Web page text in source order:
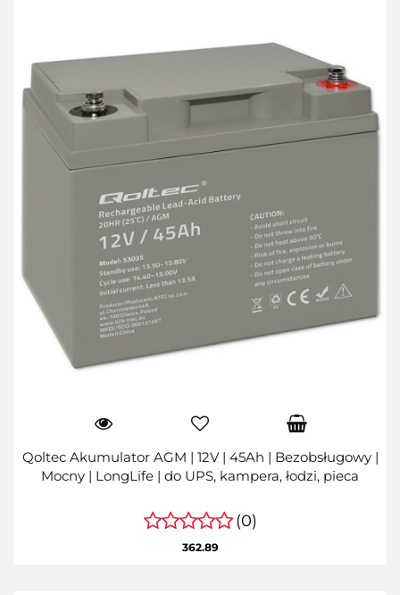
Qoltec Akumulator AGM | 12V | 45Ah | Bezobsługowy |
Mocny | LongLife | do UPS, kampera, łodzi, pieca
(0)
362.89